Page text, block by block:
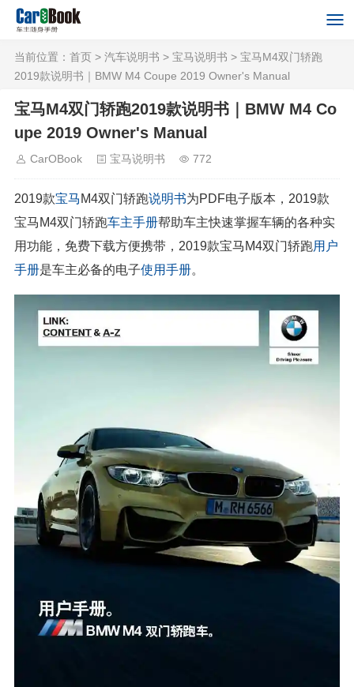
当前位置： 首页 > 汽车说明书 > 宝马说明书 > 宝马M4双门轿跑
2019款说明书｜BMW M4 Coupe 2019 Owner's Manual
宝马M4双门轿跑2019款说明书｜BMW M4 Co
upe 2019 Owner's Manual
CarOBook 宝马说明书 772
2019款宝马 M4双门轿跑说明书为PDF电子版本，2019款
宝马M4双门轿跑车主手册帮助车主快速掌握车辆的各种实
用功能，免费下载方便携带，2019款宝马M4双门轿跑用户
手册是车主必备的电子使用手册。